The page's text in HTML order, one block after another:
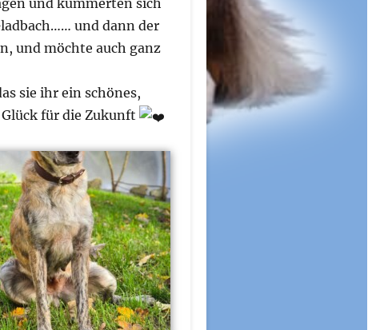
und kümmerten sich
und dann der
und möchte auch ganz
sie ihr ein schönes,
für die Zukunft